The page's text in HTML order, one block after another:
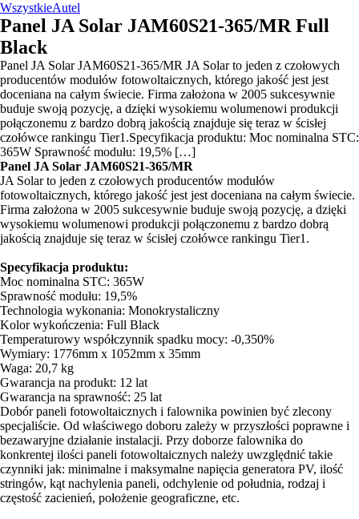
WszystkieAutel
Panel JA Solar JAM60S21-365/MR Full
Black
Panel JA Solar JAM60S21-365/MR JA Solar to jeden z czołowych
producentów modułów fotowoltaicznych, którego jakość jest jest
doceniana na całym świecie. Firma założona w 2005 sukcesywnie
buduje swoją pozycję, a dzięki wysokiemu wolumenowi produkcji
połączonemu z bardzo dobrą jakością znajduje się teraz w ścisłej
czołówce rankingu Tier1.Specyfikacja produktu: Moc nominalna STC:
365W Sprawność modułu: 19,5% […]
Panel JA Solar JAM60S21-365/MR
JA Solar to jeden z czołowych producentów modułów
fotowoltaicznych, którego jakość jest jest doceniana na całym świecie.
Firma założona w 2005 sukcesywnie buduje swoją pozycję, a dzięki
wysokiemu wolumenowi produkcji połączonemu z bardzo dobrą
jakością znajduje się teraz w ścisłej czołówce rankingu Tier1.
Specyfikacja produktu:
Moc nominalna STC: 365W
Sprawność modułu: 19,5%
Technologia wykonania: Monokrystaliczny
Kolor wykończenia: Full Black
Temperaturowy współczynnik spadku mocy: -0,350%
Wymiary: 1776mm x 1052mm x 35mm
Waga: 20,7 kg
Gwarancja na produkt: 12 lat
Gwarancja na sprawność: 25 lat
Dobór paneli fotowoltaicznych i falownika powinien być zlecony
specjaliście. Od właściwego doboru zależy w przyszłości poprawne i
bezawaryjne działanie instalacji. Przy doborze falownika do
konkrentej ilości paneli fotowoltaicznych należy uwzględnić takie
czynniki jak: minimalne i maksymalne napięcia generatora PV, ilość
stringów, kąt nachylenia paneli, odchylenie od południa, rodzaj i
częstość zacienień, położenie geograficzne, etc.